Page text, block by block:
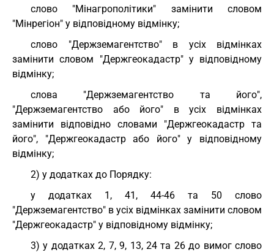
слово "Мінагрополітики" замінити словом
"Мінрегіон" у відповідному відмінку;
слово "Держземагентство" в усіх відмінках
замінити словом "Держгеокадастр" у відповідному
відмінку;
слова "Держземагентство та його",
"Держземагентство або його" в усіх відмінках
замінити відповідно словами "Держгеокадастр та
його", "Держгеокадастр або його" у відповідному
відмінку;
2) у додатках до Порядку:
у додатках 1, 41, 44-46 та 50 слово
"Держземагентство" в усіх відмінках замінити словом
"Держгеокадастр" у відповідному відмінку;
3) у додатках 2, 7, 9, 13, 24 та 26 до вимог слово